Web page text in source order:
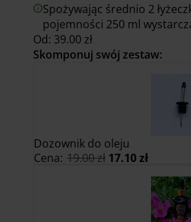
Spożywając średnio 2
pojemności 250 ml
Od: 39.00 zł
Skomponuj swój zestaw:
Dozownik do oleju
Cena: 19.00zł Pierwotna
wynosiła:
17.10złAktualna
wynosi:
17.10 zł.